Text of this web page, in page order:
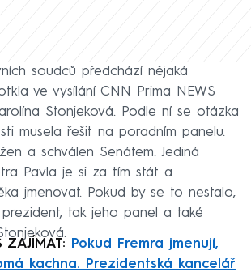
soudců předchází nějaká
ve vysílání CNN Prima NEWS
Stonjeková. Podle ní se otázka
musela řešit na poradním panelu.
a schválen Senátem. Jediná
Pavla je si za tím stát a
jmenovat. Pokud by se to nestalo,
prezident, tak jeho panel a také
ZAJÍMAT:
Pokud Fremra jmenují,
kachna. Prezidentská kancelář